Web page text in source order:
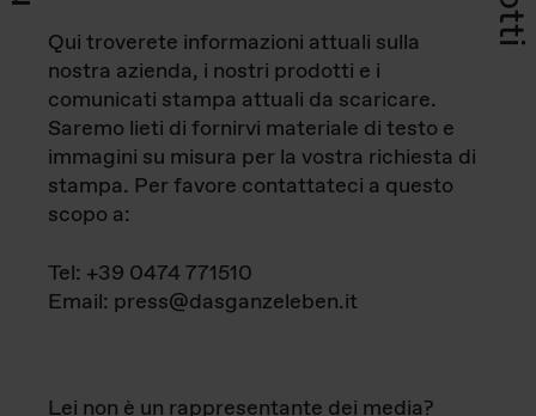
Qui troverete informazioni attuali sulla
nostra azienda, i nostri prodotti e i
comunicati stampa attuali da scaricare.
Saremo lieti di fornirvi materiale di testo e
immagini su misura per la vostra richiesta di
stampa. Per favore contattateci a questo
scopo a:
Tel: +39 0474 771510
Email: press@dasganzeleben.it
Lei non è un rappresentante dei media?